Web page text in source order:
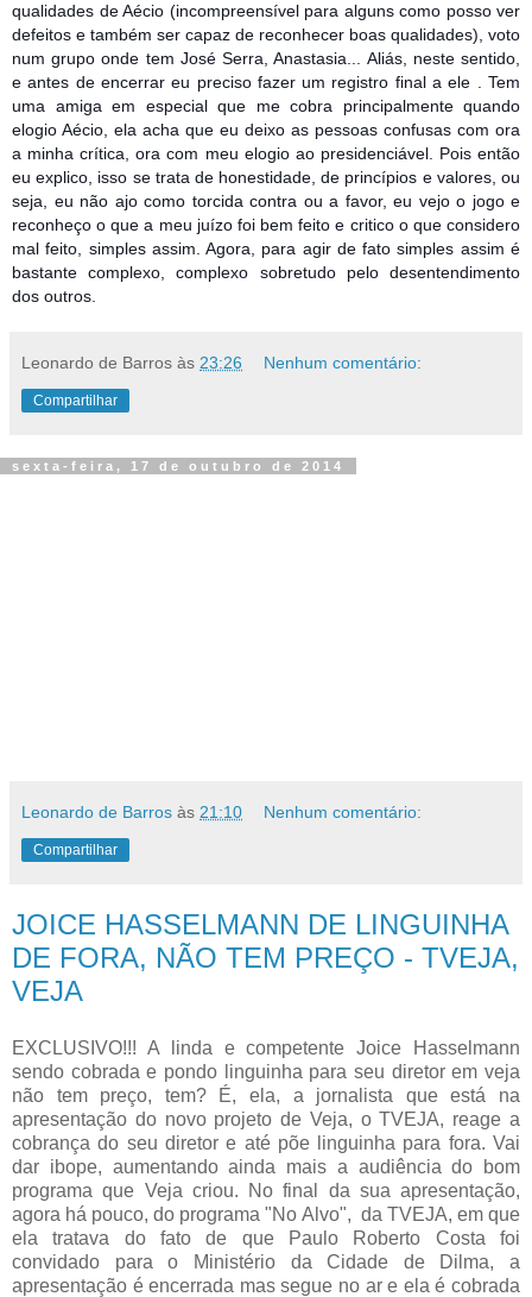
qualidades de Aécio (incompreensível para alguns como posso ver
defeitos e também ser capaz de reconhecer boas qualidades), voto
num grupo onde tem José Serra, Anastasia... Aliás, neste sentido,
e antes de encerrar eu preciso fazer um registro final a ele . Tem
uma amiga em especial que me cobra principalmente quando
elogio Aécio, ela acha que eu deixo as pessoas confusas com ora
a minha crítica, ora com meu elogio ao presidenciável. Pois então
eu explico, isso se trata de honestidade, de princípios e valores, ou
seja, eu não ajo como torcida contra ou a favor, eu vejo o jogo e
reconheço o que a meu juízo foi bem feito e critico o que considero
mal feito, simples assim. Agora, para agir de fato simples assim é
bastante complexo, complexo sobretudo pelo desentendimento
dos outros.
Leonardo de Barros às 23:26 Nenhum comentário:
Compartilhar
sexta-feira, 17 de outubro de 2014
Leonardo de Barros às 21:10 Nenhum comentário:
Compartilhar
JOICE HASSELMANN DE LINGUINHA
DE FORA, NÃO TEM PREÇO - TVEJA,
VEJA
EXCLUSIVO!!! A linda e competente Joice Hasselmann
sendo cobrada e pondo linguinha para seu diretor em veja
não tem preço, tem? É, ela, a jornalista que está na
apresentação do novo projeto de Veja, o TVEJA, reage a
cobrança do seu diretor e até põe linguinha para fora. Vai
dar ibope, aumentando ainda mais a audiência do bom
programa que Veja criou. No final da sua apresentação,
agora há pouco, do programa "No Alvo", da TVEJA, em que
ela tratava do fato de que Paulo Roberto Costa foi
convidado para o Ministério da Cidade de Dilma, a
apresentação é encerrada mas segue no ar e ela é cobrada